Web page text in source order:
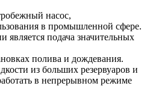
насос,
в промышленной сфере.
является подача значительных
полива и дождевания.
из больших резервуаров и
в непрерывном режиме